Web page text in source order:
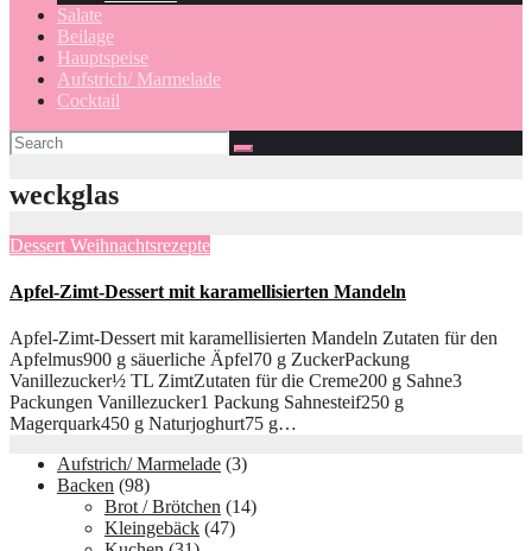
Salate
Beilage
Hauptspeise
Aufstrich/ Marmelade
Cocktail
weckglas
Dessert Weihnachtsrezepte
Apfel-Zimt-Dessert mit karamellisierten Mandeln
Apfel-Zimt-Dessert mit karamellisierten Mandeln Zutaten für den
Apfelmus900 g säuerliche Äpfel70 g ZuckerPackung
Vanillezucker½ TL ZimtZutaten für die Creme200 g Sahne3
Packungen Vanillezucker1 Packung Sahnesteif250 g
Magerquark450 g Naturjoghurt75 g…
Aufstrich/ Marmelade (3)
Backen (98)
Brot / Brötchen (14)
Kleingebäck (47)